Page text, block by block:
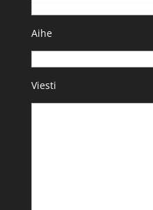
Aihe
Viesti